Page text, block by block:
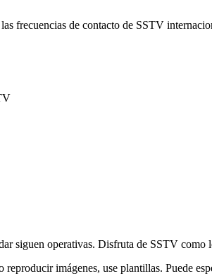
frecuencias de contacto de SSTV
siguen operativas. Disfruta de SSTV como
imágenes, use plantillas. Puede